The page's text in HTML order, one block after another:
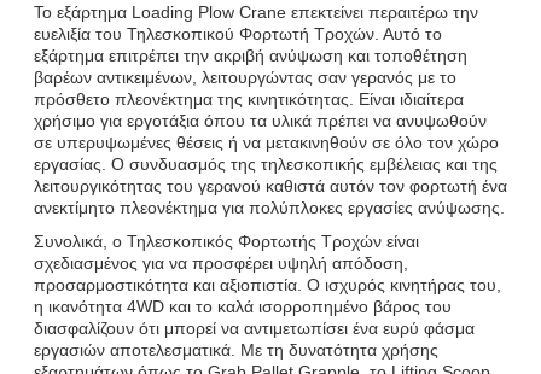
Το εξάρτημα Loading Plow Crane επεκτείνει περαιτέρω την
ευελιξία του Τηλεσκοπικού Φορτωτή Τροχών. Αυτό το
εξάρτημα επιτρέπει την ακριβή ανύψωση και τοποθέτηση
βαρέων αντικειμένων, λειτουργώντας σαν γερανός με το
πρόσθετο πλεονέκτημα της κινητικότητας. Είναι ιδιαίτερα
χρήσιμο για εργοτάξια όπου τα υλικά πρέπει να ανυψωθούν
σε υπερυψωμένες θέσεις ή να μετακινηθούν σε όλο τον χώρο
εργασίας. Ο συνδυασμός της τηλεσκοπικής εμβέλειας και της
λειτουργικότητας του γερανού καθιστά αυτόν τον φορτωτή ένα
ανεκτίμητο πλεονέκτημα για πολύπλοκες εργασίες ανύψωσης.
Συνολικά, ο Τηλεσκοπικός Φορτωτής Τροχών είναι
σχεδιασμένος για να προσφέρει υψηλή απόδοση,
προσαρμοστικότητα και αξιοπιστία. Ο ισχυρός κινητήρας του,
η ικανότητα 4WD και το καλά ισορροπημένο βάρος του
διασφαλίζουν ότι μπορεί να αντιμετωπίσει ένα ευρύ φάσμα
εργασιών αποτελεσματικά. Με τη δυνατότητα χρήσης